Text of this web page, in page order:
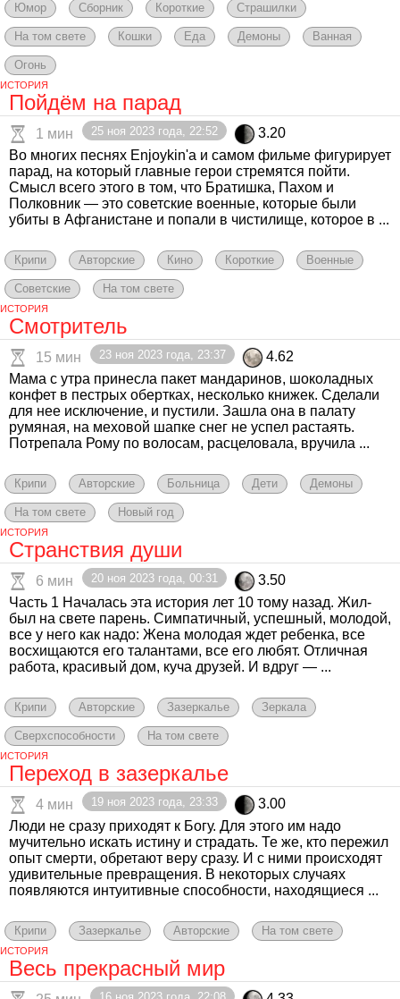
Юмор Сборник Короткие Страшилки
На том свете Кошки Еда Демоны Ванная
Огонь
ИСТОРИЯ
Пойдём на парад
1 мин 25 ноя 2023 года, 22:52
3.20
Во многих песнях Enjoykin'a и самом фильме фигурирует
парад, на который главные герои стремятся пойти.
Смысл всего этого в том, что Братишка, Пахом и
Полковник — это советские военные, которые были
убиты в Афганистане и попали в чистилище, которое в ...
Крипи Авторские Кино Короткие Военные
Советские На том свете
ИСТОРИЯ
Смотритель
15 мин 23 ноя 2023 года, 23:37
4.62
Мама с утра принесла пакет мандаринов, шоколадных
конфет в пестрых обертках, несколько книжек. Сделали
для нее исключение, и пустили. Зашла она в палату
румяная, на меховой шапке снег не успел растаять.
Потрепала Рому по волосам, расцеловала, вручила ...
Крипи Авторские Больница Дети Демоны
На том свете Новый год
ИСТОРИЯ
Странствия души
6 мин 20 ноя 2023 года, 00:31
3.50
Часть 1 Началась эта история лет 10 тому назад. Жил-
был на свете парень. Симпатичный, успешный, молодой,
все у него как надо: Жена молодая ждет ребенка, все
восхищаются его талантами, все его любят. Отличная
работа, красивый дом, куча друзей. И вдруг — ...
Крипи Авторские Зазеркалье Зеркала
Сверхспособности На том свете
ИСТОРИЯ
Переход в зазеркалье
4 мин 19 ноя 2023 года, 23:33
3.00
Люди не сразу приходят к Богу. Для этого им надо
мучительно искать истину и страдать. Те же, кто пережил
опыт смерти, обретают веру сразу. И с ними происходят
удивительные превращения. В некоторых случаях
появляются интуитивные способности, находящиеся ...
Крипи Зазеркалье Авторские На том свете
ИСТОРИЯ
Весь прекрасный мир
16 ноя 2023 года, 22:08